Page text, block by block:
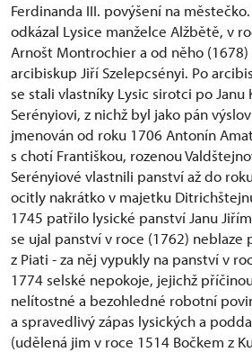
Ferdinanda III. povýšení na
odkázal Lysice manželce Alžbětě, v
Arnošt Montrochier a od něho
arcibiskup Jiří Szelepcsényi. Po
se stali vlastníky Lysic sirotci po Janu
Serényiovi, z nichž byl jako pán
jmenován od roku 1706 Antonín
s chotí Františkou, rozenou
Serényiové vlastnili panství až do
ocitly nakrátko v majetku
1745 patřilo lysické panství Janu
se ujal panství v roce (1762) neblaze
z Piati - za něj vypukly na panství v
1774 selské nepokoje, jejichž
nelítostné a bezohledné robotní
a spravedlivý zápas lysických a
(udělená jim v roce 1514 Bočkem z